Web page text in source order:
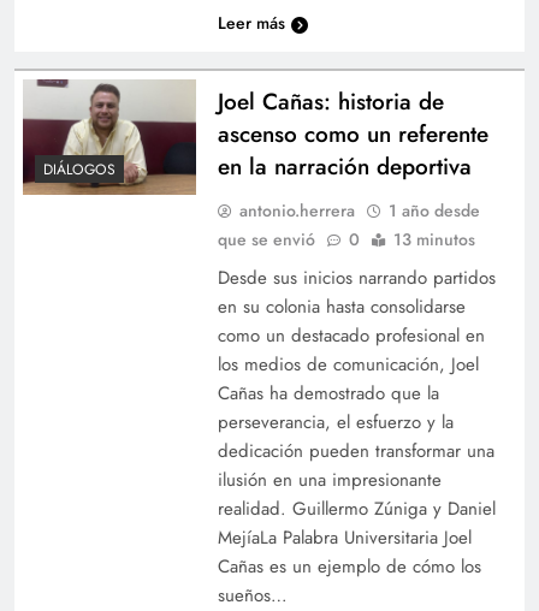
Leer más
DIÁLOGOS
Joel Cañas: historia de
ascenso como un referente
en la narración deportiva
antonio.herrera
1 año desde
que se envió
0 13 minutos
Desde sus inicios narrando partidos
en su colonia hasta consolidarse
como un destacado profesional en
los medios de comunicación, Joel
Cañas ha demostrado que la
perseverancia, el esfuerzo y la
dedicación pueden transformar una
ilusión en una impresionante
realidad. Guillermo Zúniga y Daniel
MejíaLa Palabra Universitaria Joel
Cañas es un ejemplo de cómo los
sueños…